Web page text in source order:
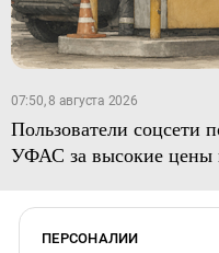
07:50, 8 августа 2026
Пользователи соцсети
УФАС за высокие цены
ПЕРСОНАЛИИ